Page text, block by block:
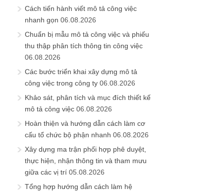
Cách tiến hành viết mô tả công việc
nhanh gọn 06.08.2026
Chuẩn bị mẫu mô tả công việc và phiếu
thu thập phân tích thông tin công việc
06.08.2026
Các bước triển khai xây dựng mô tả
công việc trong công ty 06.08.2026
Khảo sát, phân tích và mục đích thiết kế
mô tả công việc 06.08.2026
Hoàn thiện và hướng dẫn cách làm cơ
cấu tổ chức bộ phận nhanh 06.08.2026
Xây dựng ma trận phối hợp phê duyệt,
thực hiện, nhận thông tin và tham mưu
giữa các vị trí 05.08.2026
Tổng hợp hướng dẫn cách làm hệ